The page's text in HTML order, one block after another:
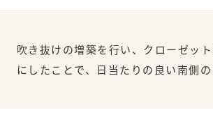
吹き抜けの増築を行い、クローゼッ
にしたことで、日当たりの良い南側